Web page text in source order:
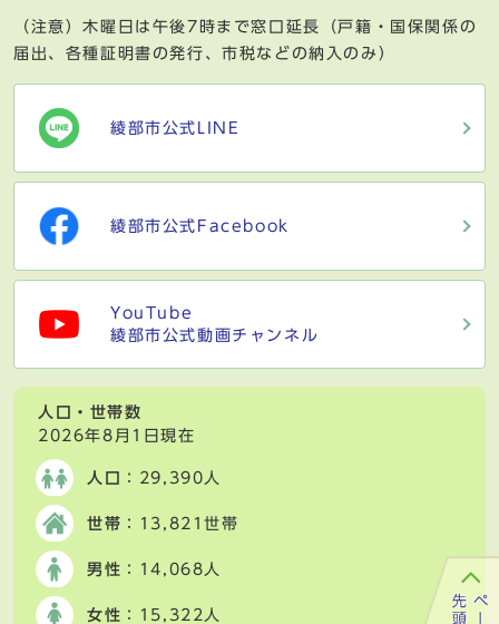
（注意）木曜日は午後7時まで窓口延長（戸籍・国保関係の
届出、各種証明書の発行、市税などの納入のみ）
綾部市公式LINE
綾部市公式Facebook
YouTube
綾部市公式動画チャンネル
人口・世帯数
2026年8月1日現在
人口 ：29,390人
世帯 ：13,821世帯
男性 ：14,068人
女性 ：15,322人